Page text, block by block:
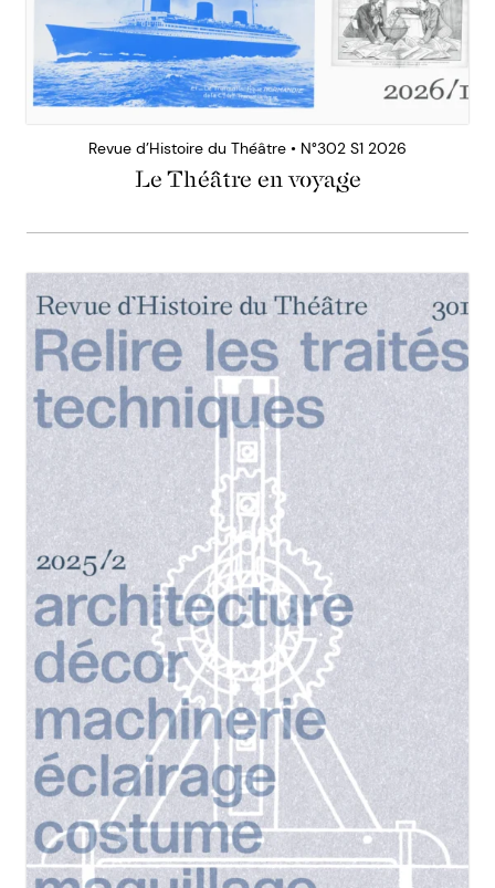
Revue d’Histoire du Théâtre • N°302 S1 2026
Le Théâtre en voyage